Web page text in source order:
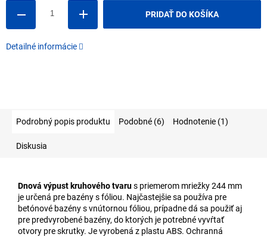
PRIDAŤ DO KOŠÍKA
Detailné informácie
Podrobný popis produktu Podobné (6) Hodnotenie (1)
Diskusia
Dnová výpust kruhového tvarus priemerom mriežky 244 mm
je určená pre bazény s fóliou. Najčastejšie sa používa pre
betónové bazény s vnútornou fóliou, prípadne dá sa použiť aj
pre predvyrobené bazény, do ktorých je potrebné vyvŕtať
otvory pre skrutky. Je vyrobená z plastu ABS. Ochranná